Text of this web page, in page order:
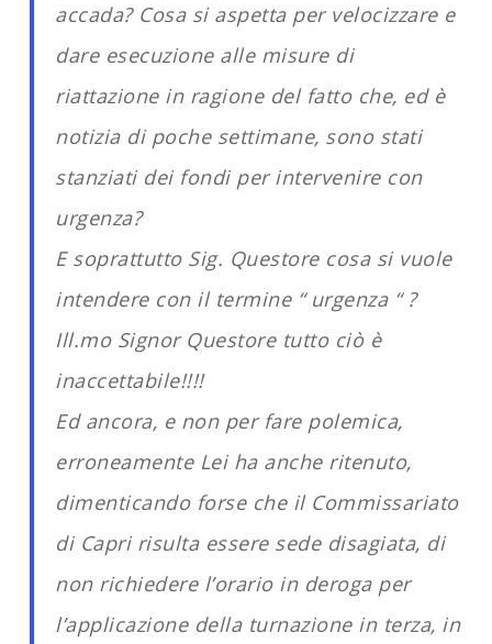
accada? Cosa si aspetta per velocizzare e
dare esecuzione alle misure di
riattazione in ragione del fatto che, ed è
notizia di poche settimane, sono stati
stanziati dei fondi per intervenire con
urgenza?
E soprattutto Sig. Questore cosa si vuole
intendere con il termine “ urgenza “ ?
Ill.mo Signor Questore tutto ciò è
inaccettabile!!!!
Ed ancora, e non per fare polemica,
erroneamente Lei ha anche ritenuto,
dimenticando forse che il Commissariato
di Capri risulta essere sede disagiata, di
non richiedere l’orario in deroga per
l’applicazione della turnazione in terza, in